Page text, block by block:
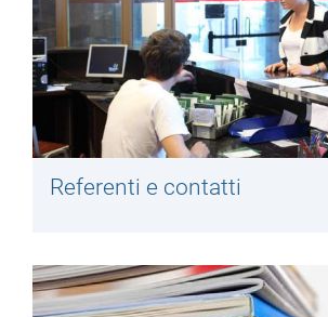
Referenti e contatti